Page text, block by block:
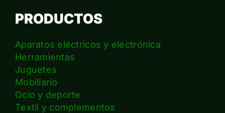
PRODUCTOS
Aparatos eléctricos y electrónica
Herramientas
Juguetes
Mobiliario
Ocio y deporte
Textil y complementos